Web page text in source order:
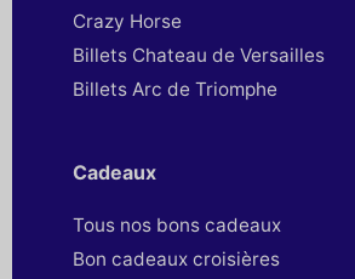
Crazy Horse
Billets Chateau de Versailles
Billets Arc de Triomphe
Cadeaux
Tous nos bons cadeaux
Bon cadeaux croisières